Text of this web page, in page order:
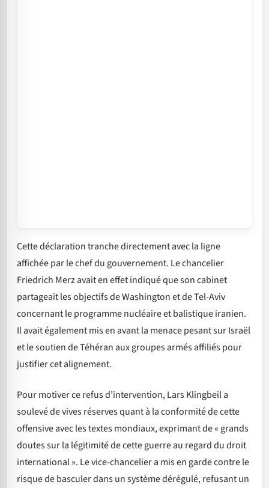
Cette déclaration tranche directement avec la ligne
affichée par le chef du gouvernement. Le chancelier
Friedrich Merz avait en effet indiqué que son cabinet
partageait les objectifs de Washington et de Tel-Aviv
concernant le programme nucléaire et balistique iranien.
Il avait également mis en avant la menace pesant sur Israël
et le soutien de Téhéran aux groupes armés affiliés pour
justifier cet alignement.
Pour motiver ce refus d’intervention, Lars Klingbeil a
soulevé de vives réserves quant à la conformité de cette
offensive avec les textes mondiaux, exprimant de « grands
doutes sur la légitimité de cette guerre au regard du droit
international ». Le vice-chancelier a mis en garde contre le
risque de basculer dans un système dérégulé, refusant un